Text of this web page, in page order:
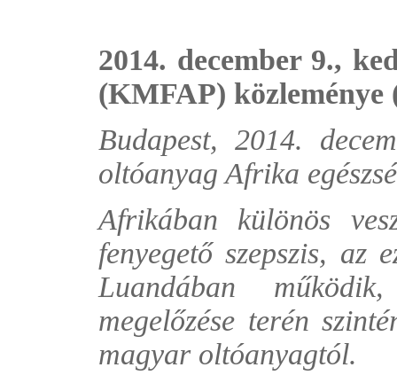
2014. december 9.,
(KMFAP) közleménye
Budapest, 2014.
oltóanyag Afrika
Afrikában különös
fenyegető szepszis, az
Luandában
megelőzése terén
magyar oltóanyagtól.